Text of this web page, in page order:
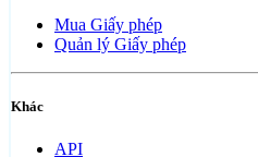
Mua Giấy phép
Quản lý Giấy phép
Khác
API